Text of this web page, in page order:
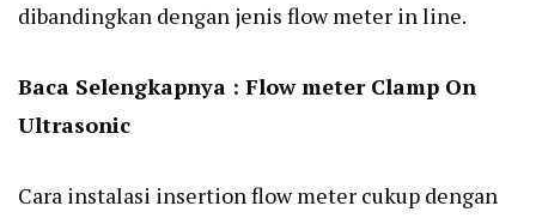
dibandingkan dengan jenis flow meter in line.
Baca Selengkapnya : Flow meter Clamp On
Ultrasonic
Cara instalasi insertion flow meter cukup dengan